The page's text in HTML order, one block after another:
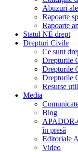
Abuzuri
Rapoarte
Rapoarte
Statul NE drept
Drepturi Civile
Ce sunt
Drepturile
Drepturile
Drepturile
Resurse
Media
Blog
în presă
Editoriale
Video